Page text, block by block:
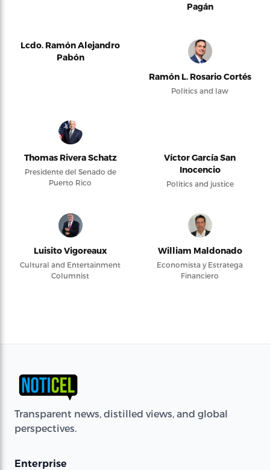
Pagán
Lcdo. Ramón Alejandro
Pabón
Ramón L. Rosario Cortés
Politics and law
Thomas Rivera Schatz
Presidente del Senado de
Puerto Rico
Víctor García San
Inocencio
Politics and justice
Luisito Vigoreaux
Cultural and Entertainment
Columnist
William Maldonado
Economista y Estratega
Financiero
Transparent news, distilled views, and global
perspectives.
Enterprise